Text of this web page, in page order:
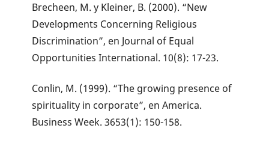
Brecheen, M. y Kleiner, B. (2000). “New
Developments Concerning Religious
Discrimination”, en Journal of Equal
Opportunities International. 10(8): 17-23.
Conlin, M. (1999). “The growing presence of
spirituality in corporate”, en America.
Business Week. 3653(1): 150-158.